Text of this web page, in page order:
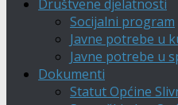
Društvene djelatnosti
Socijalni program
Javne potrebe u
Javne potrebe u
Dokumenti
Statut Općine